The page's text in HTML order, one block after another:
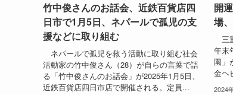
竹中俊さんのお話会、近鉄百貨店四
日市で1月5日、ネパールで孤児の支
援などに取り組む
ネパールで孤児を救う活動に取り組む社会
活動家の竹中俊さん（28）が自らの言葉で語
る「竹中俊さんのお話会」が2025年1月5日、
近鉄百貨店四日市店で開催される。定員...
開
場
三
年末
園」
金ヘ
2024